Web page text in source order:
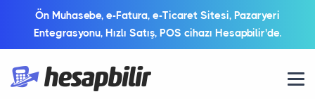
Ön Muhasebe, e-Fatura, e-Ticaret Sitesi, Pazaryeri
Entegrasyonu, Hızlı Satış, POS cihazı Hesapbilir'de.